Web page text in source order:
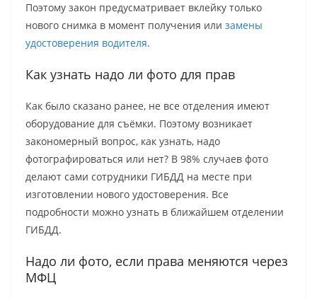
Поэтому закон предусматривает вклейку только
нового снимка в момент получения или замены
удостоверения водителя.
Как узнать надо ли фото для прав
Как было сказано ранее, не все отделения имеют
оборудование для съёмки. Поэтому возникает
закономерный вопрос, как узнать, надо
фотографироваться или нет? В 98% случаев фото
делают сами сотрудники ГИБДД на месте при
изготовлении нового удостоверения. Все
подробности можно узнать в ближайшем отделении
ГИБДД.
Надо ли фото, если права меняются через
МФЦ